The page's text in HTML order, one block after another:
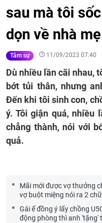
sau mà tôi
dọn về nhà
Tâm sự 11/09/2023 07:40
Dù nhiều lần cãi nhau,
bớt tủi thân, nhưng
Đến khi tôi sinh con,
ý. Tôi giận quá, nhiều
chẳng thành, nói với
quả.
Mãi mới được vợ thưởng
vợ buột miệng nói ra 2
Gái ế đồng ý lấy chồng
động phòng thì anh 'tặng'